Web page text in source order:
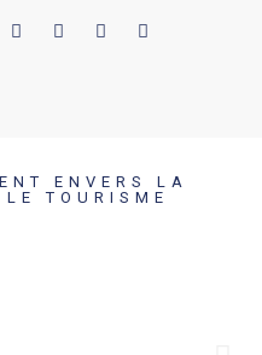
ENVERS LA
TOURISME